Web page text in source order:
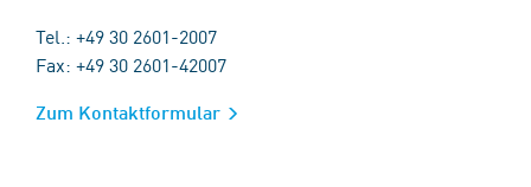
Tel.: +49 30 2601-2007
Fax: +49 30 2601-42007
Zum Kontaktformular